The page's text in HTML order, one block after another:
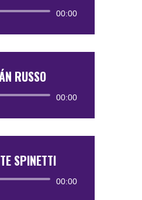
Reproductor
00:00
RUSSO
Reproductor
00:00
SPINETTI
Reproductor
00:00